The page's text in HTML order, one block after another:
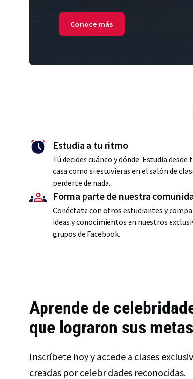
Conoce más
Estudia a tu ritmo
Tú decides cuándo y dónde. Estudia desde
casa como si estuvieras en el salón de
perderte de nada.
Forma parte de nuestra
Conéctate con otros estudiantes y
ideas y conocimientos en nuestros
grupos de Facebook.
Aprende de
que lograron sus metas
Inscríbete hoy y accede a clases
creadas por celebridades reconocidas.